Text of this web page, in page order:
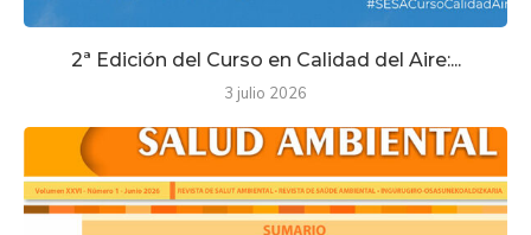
2ª Edición del Curso en Calidad del Aire:...
3 julio 2026